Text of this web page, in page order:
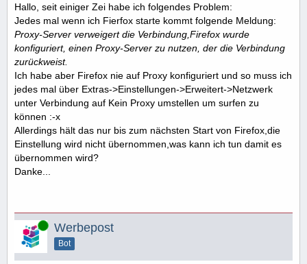
Hallo, seit einiger Zei habe ich folgendes Problem:
Jedes mal wenn ich Fierfox starte kommt folgende Meldung:
Proxy-Server verweigert die Verbindung,Firefox wurde
konfiguriert, einen Proxy-Server zu nutzen, der die Verbindung
zurückweist.
Ich habe aber Firefox nie auf Proxy konfiguriert und so muss ich
jedes mal über Extras->Einstellungen->Erweitert->Netzwerk
unter Verbindung auf Kein Proxy umstellen um surfen zu
können :-x
Allerdings hält das nur bis zum nächsten Start von Firefox,die
Einstellung wird nicht übernommen,was kann ich tun damit es
übernommen wird?
Danke...
Online Werbepost
Bot